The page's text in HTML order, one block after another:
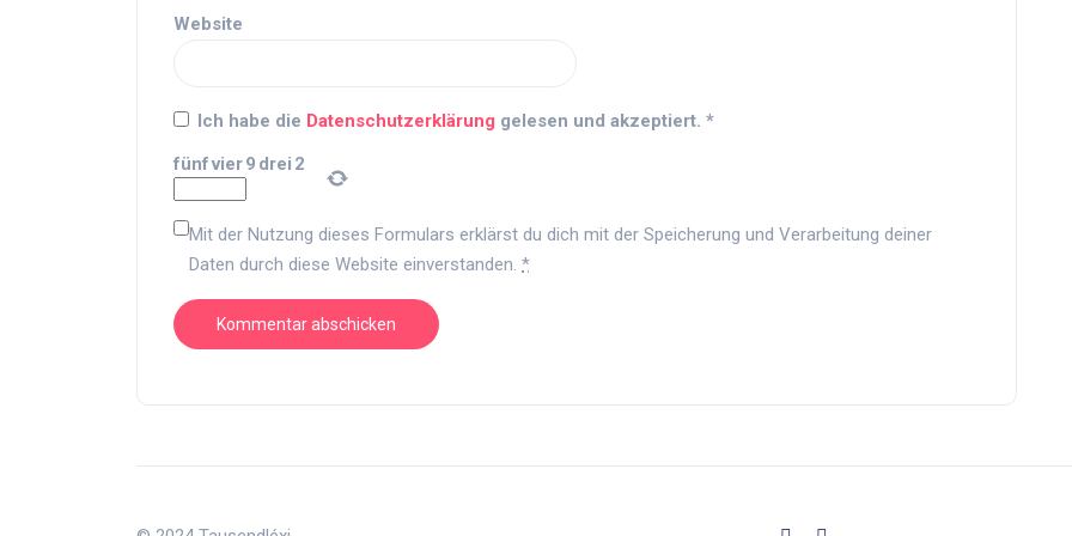
Website
Ich habe die Datenschutzerklärung gelesen und akzeptiert. *
fünfvier9 drei 2
Mit der Nutzung dieses Formulars erklärst du dich mit der Speicherung und Verarbeitung deiner
Daten durch diese Website einverstanden. *